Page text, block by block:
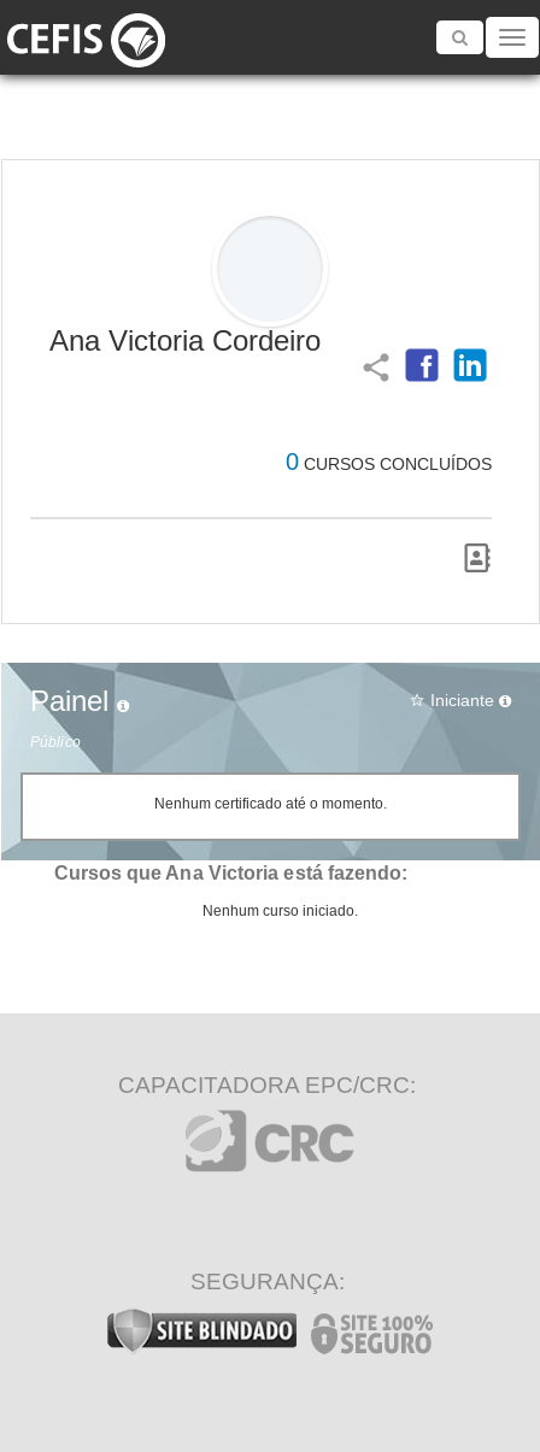
Toggle
Ana Victoria Cordeiro
share
0 CURSOS CONCLUÍDOS
Painel
Público
star_border Iniciante
Nenhum certificado até o momento.
Cursos que Ana Victoria está fazendo:
Nenhum curso iniciado.
CAPACITADORA EPC/CRC:
SEGURANÇA: